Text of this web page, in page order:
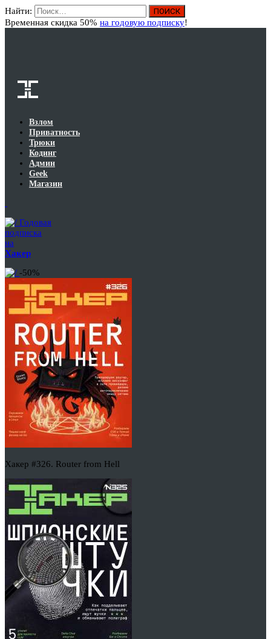
Найти:
Временная скидка 50% на годовую подписку!
Взлом
Приватность
Трюки
Кодинг
Админ
Geek
Магазин
Годовая
подписка
на
Хакер
-50%
Хакер #326. Router from Hell